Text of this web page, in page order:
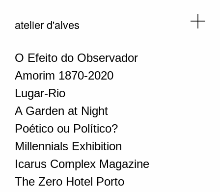
atelier d'alves
O Efeito do Observador
Amorim 1870-2020
Lugar-Rio
A Garden at Night
Poético ou Político?
Millennials Exhibition
Icarus Complex Magazine
The Zero Hotel Porto